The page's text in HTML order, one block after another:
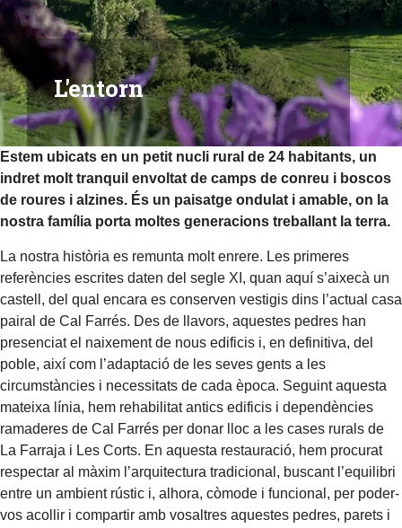
L'entorn
Estem ubicats en un petit nucli rural de 24 habitants, un
indret molt tranquil envoltat de camps de conreu i boscos
de roures i alzines. És un paisatge ondulat i amable, on la
nostra família porta moltes generacions treballant la terra.
La nostra història es remunta molt enrere. Les primeres
referències escrites daten del segle XI, quan aquí s’aixecà un
castell, del qual encara es conserven vestigis dins l’actual casa
pairal de Cal Farrés. Des de llavors, aquestes pedres han
presenciat el naixement de nous edificis i, en definitiva, del
poble, així com l’adaptació de les seves gents a les
circumstàncies i necessitats de cada època. Seguint aquesta
mateixa línia, hem rehabilitat antics edificis i dependències
ramaderes de Cal Farrés per donar lloc a les cases rurals de
La Farraja i Les Corts. En aquesta restauració, hem procurat
respectar al màxim l’arquitectura tradicional, buscant l’equilibri
entre un ambient rústic i, alhora, còmode i funcional, per poder-
vos acollir i compartir amb vosaltres aquestes pedres, parets i